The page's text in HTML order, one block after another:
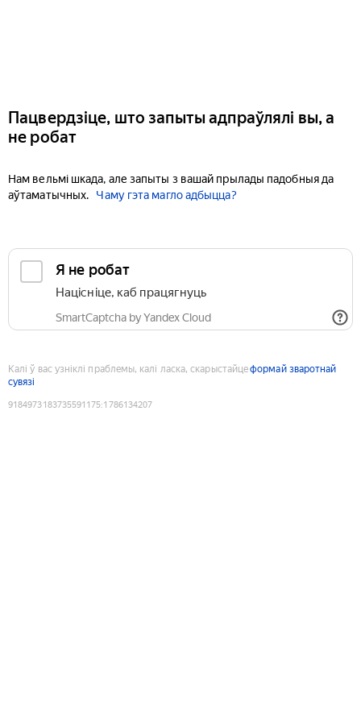
Пацвердзіце, што запыты адпраўлялі вы, а
не робат
Нам вельмі шкада, але запыты з вашай прылады падобныя да
аўтаматычных.
Чаму гэта магло адбыцца?
Я не робат
Націсніце, каб працягнуць
SmartCaptcha by Yandex Cloud
Калі ў вас узніклі праблемы, калі ласка, скарыстайцеформай зваротнай
сувязі
9184973183735591175:1786134207